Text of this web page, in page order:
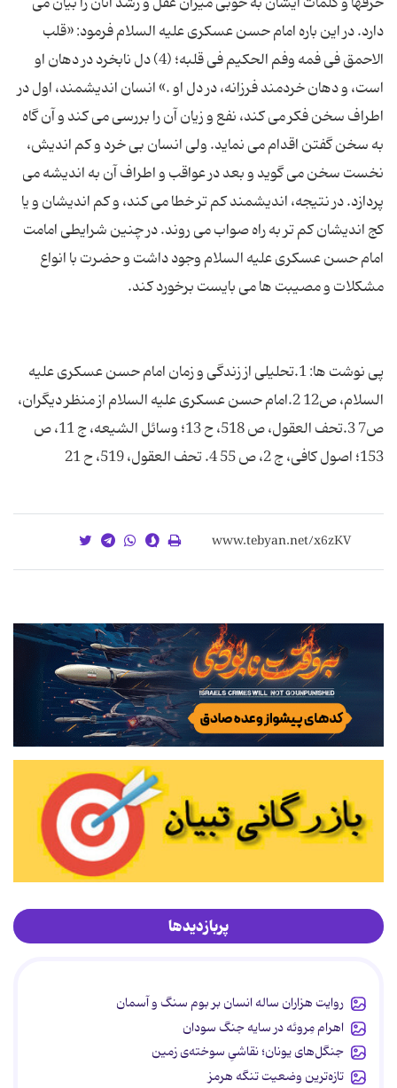
دارد. در این باره امام حسن عسکری علیه السلام فرمود: «قلب
الاحمق فی فمه وفم الحکیم فی قلبه؛ (4) دل نابخرد در دهان او
است، و دهان خردمند فرزانه، در دل او .» انسان اندیشمند، اول در
اطراف سخن فکر می کند، نفع و زیان آن را بررسی می کند و آن گاه
به سخن گفتن اقدام می نماید. ولی انسان بی خرد و کم اندیش،
نخست سخن می گوید و بعد در عواقب و اطراف آن به اندیشه می
پردازد. در نتیجه، اندیشمند کم تر خطا می کند، و کم اندیشان و یا
کج اندیشان کم تر به راه صواب می روند. در چنین شرایطی امامت
امام حسن عسکری علیه السلام وجود داشت و حضرت با انواع
پی نوشت ها: 1.تحلیلی از زندگی و زمان امام حسن عسکری علیه
السلام، ص12 2.امام حسن عسکری علیه السلام از منظر دیگران،
ص7 3.تحف العقول، ص 518، ح 13؛ وسائل الشیعه، ج 11، ص
153؛ اصول کافی، ج 2، ص 55 4. تحف العقول، 519، ح 21
پربازدیدها
روایت هزاران ساله انسان بر بوم سنگ و آسمان
اهرام مِروئه در سایه جنگ سودان
جنگل‌های یونان؛ نقاشیِ سوخته‌ی زمین
تازه‌ترین وضعیت تنگه هرمز